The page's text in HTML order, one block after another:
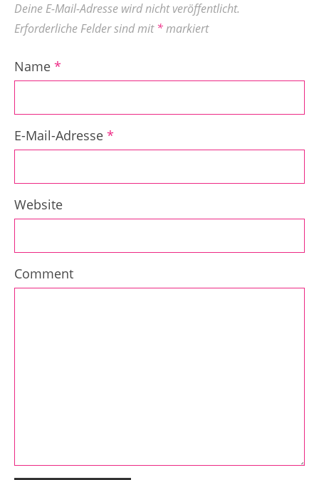
Deine E-Mail-Adresse wird nicht veröffentlicht.
Erforderliche Felder sind mit*markiert
Name *
E-Mail-Adresse *
Website
Comment